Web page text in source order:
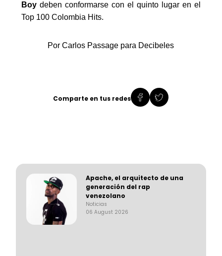
Apache, el arquitecto de una
generación del rap
venezolano
Noticias
06 August 2026
Boydeben conformarse con el quinto lugar en el
Top 100 Colombia Hits.
Por Carlos Passage para Decibeles
Comparte en tus redes